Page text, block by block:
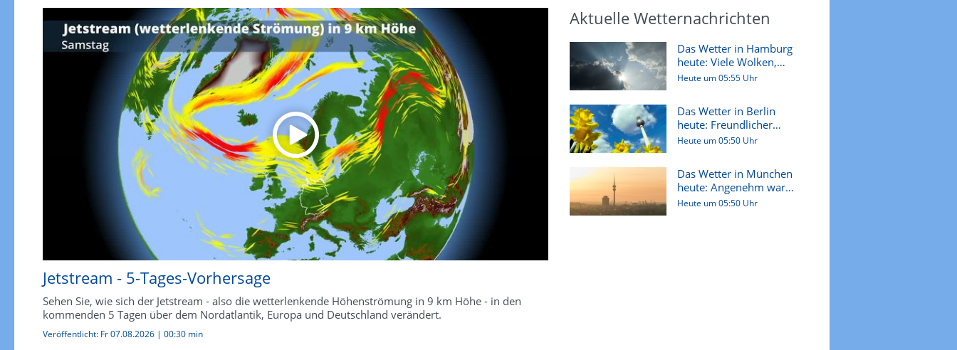
Jetstream - 5-Tages-Vorhersage
Sehen Sie, wie sich der Jetstream - also die wetterlenkende Höhenströmung in 9 km Höhe - in den
kommenden 5 Tagen über dem Nordatlantik, Europa und Deutschland verändert.
Veröffentlicht: Fr 07.08.2026 | 00:30 min
Aktuelle Wetternachrichten
Das Wetter in Hamburg
heute: Viele Wolken,
später...
Heute um 05:55 Uhr
Das Wetter in Berlin
heute: Freundlicher
Start, sp...
Heute um 05:50 Uhr
Das Wetter in München
heute: Angenehm warm
mit meh...
Heute um 05:50 Uhr